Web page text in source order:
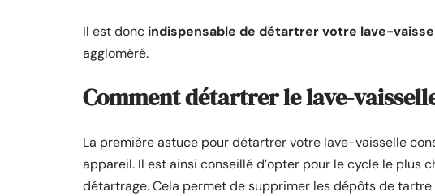
Il est donc indispensable de détartrer votre lave-
aggloméré.
Comment détartrer le lave-
La première astuce pour détartrer votre lave-vaisselle
appareil. Il est ainsi conseillé d’opter pour le cycle le plus
détartrage. Cela permet de supprimer les dépôts de